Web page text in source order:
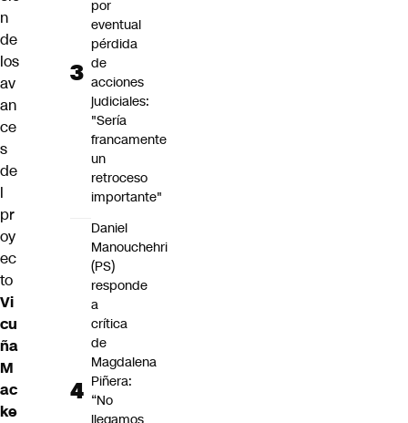
n
de
los
av
an
ce
s
de
l
pr
oy
ec
to
Vi
cu
ña
M
ac
ke
por
eventual
pérdida
de
acciones
judiciales:
"Sería
francamente
un
retroceso
importante"
Daniel
Manouchehri
(PS)
responde
a
crítica
de
Magdalena
Piñera:
“No
llegamos